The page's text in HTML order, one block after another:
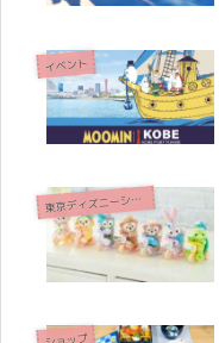
イベント
東
京ディズニーシー(R)